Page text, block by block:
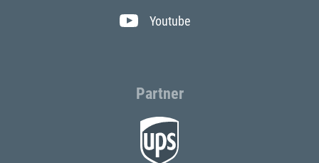
Youtube
Partner